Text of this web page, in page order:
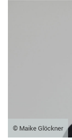
© Maike Glöckner